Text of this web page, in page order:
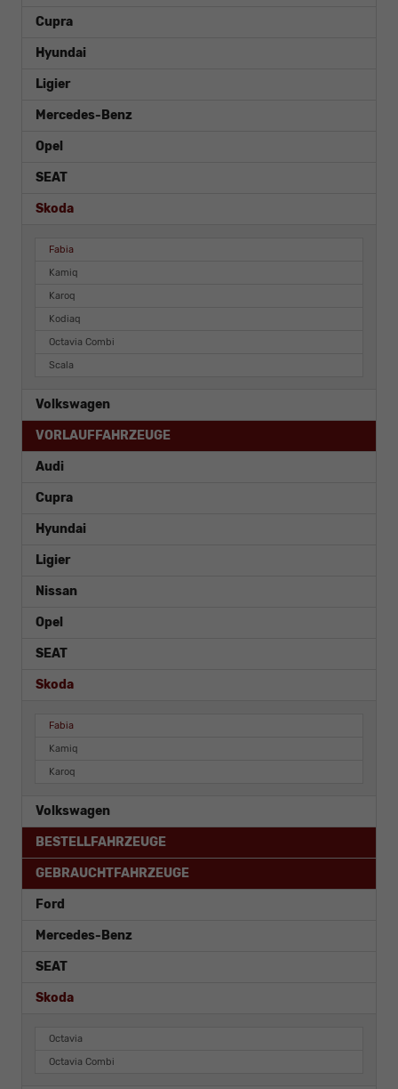
Cupra
Hyundai
Ligier
Mercedes-Benz
Opel
SEAT
Skoda
Fabia
Kamiq
Karoq
Kodiaq
Octavia Combi
Scala
Volkswagen
VORLAUFFAHRZEUGE
Audi
Cupra
Hyundai
Ligier
Nissan
Opel
SEAT
Skoda
Fabia
Kamiq
Karoq
Volkswagen
BESTELLFAHRZEUGE
GEBRAUCHTFAHRZEUGE
Ford
Mercedes-Benz
SEAT
Skoda
Octavia
Octavia Combi